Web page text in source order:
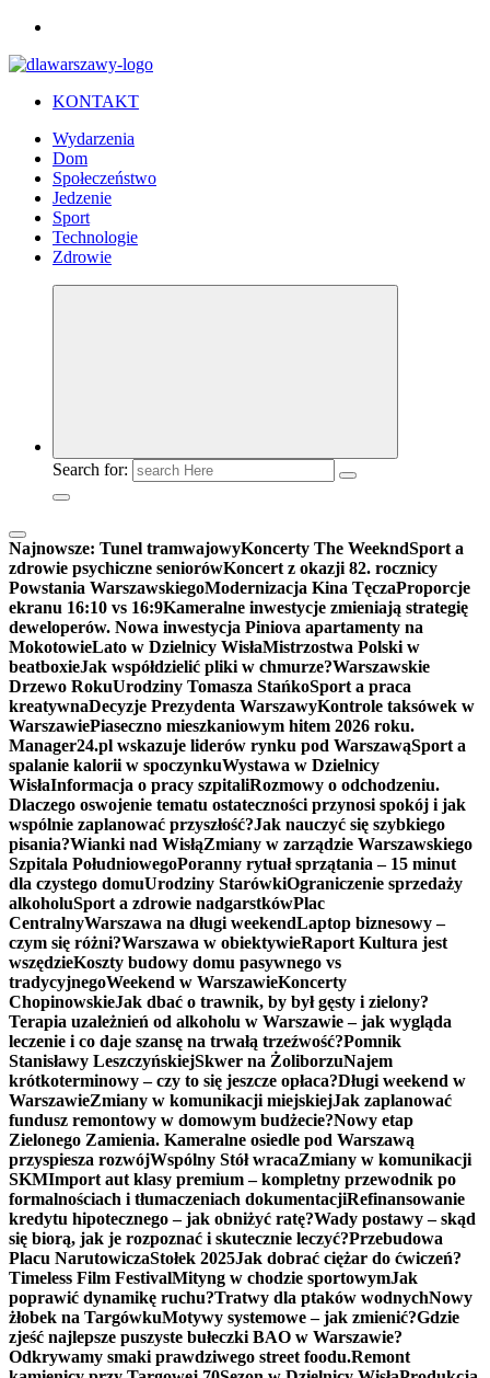
KONTAKT
Wydarzenia
Dom
Społeczeństwo
Jedzenie
Sport
Technologie
Zdrowie
Search for:
Najnowsze: Tunel tramwajowyKoncerty The WeekndSport a
zdrowie psychiczne seniorówKoncert z okazji 82. rocznicy
Powstania WarszawskiegoModernizacja Kina TęczaProporcje
ekranu 16:10 vs 16:9Kameralne inwestycje zmieniają strategię
deweloperów. Nowa inwestycja Piniova apartamenty na
MokotowieLato w Dzielnicy WisłaMistrzostwa Polski w
beatboxieJak współdzielić pliki w chmurze?Warszawskie
Drzewo RokuUrodziny Tomasza StańkoSport a praca
kreatywnaDecyzje Prezydenta WarszawyKontrole taksówek w
WarszawiePiaseczno mieszkaniowym hitem 2026 roku.
Manager24.pl wskazuje liderów rynku pod WarszawąSport a
spalanie kalorii w spoczynkuWystawa w Dzielnicy
WisłaInformacja o pracy szpitaliRozmowy o odchodzeniu.
Dlaczego oswojenie tematu ostateczności przynosi spokój i jak
wspólnie zaplanować przyszłość?Jak nauczyć się szybkiego
pisania?Wianki nad WisłąZmiany w zarządzie Warszawskiego
Szpitala PołudniowegoPoranny rytuał sprzątania – 15 minut
dla czystego domuUrodziny StarówkiOgraniczenie sprzedaży
alkoholuSport a zdrowie nadgarstkówPlac
CentralnyWarszawa na długi weekendLaptop biznesowy –
czym się różni?Warszawa w obiektywieRaport Kultura jest
wszędzieKoszty budowy domu pasywnego vs
tradycyjnegoWeekend w WarszawieKoncerty
ChopinowskieJak dbać o trawnik, by był gęsty i zielony?
Terapia uzależnień od alkoholu w Warszawie – jak wygląda
leczenie i co daje szansę na trwałą trzeźwość?Pomnik
Stanisławy LeszczyńskiejSkwer na ŻoliborzuNajem
krótkoterminowy – czy to się jeszcze opłaca?Długi weekend w
WarszawieZmiany w komunikacji miejskiejJak zaplanować
fundusz remontowy w domowym budżecie?Nowy etap
Zielonego Zamienia. Kameralne osiedle pod Warszawą
przyspiesza rozwójWspólny Stół wracaZmiany w komunikacji
SKMImport aut klasy premium – kompletny przewodnik po
formalnościach i tłumaczeniach dokumentacjiRefinansowanie
kredytu hipotecznego – jak obniżyć ratę?Wady postawy – skąd
się biorą, jak je rozpoznać i skutecznie leczyć?Przebudowa
Placu NarutowiczaStołek 2025Jak dobrać ciężar do ćwiczeń?
Timeless Film FestivalMityng w chodzie sportowymJak
poprawić dynamikę ruchu?Tratwy dla ptaków wodnychNowy
żłobek na TargówkuMotywy systemowe – jak zmienić?Gdzie
zjeść najlepsze puszyste bułeczki BAO w Warszawie?
Odkrywamy smaki prawdziwego street foodu.Remont